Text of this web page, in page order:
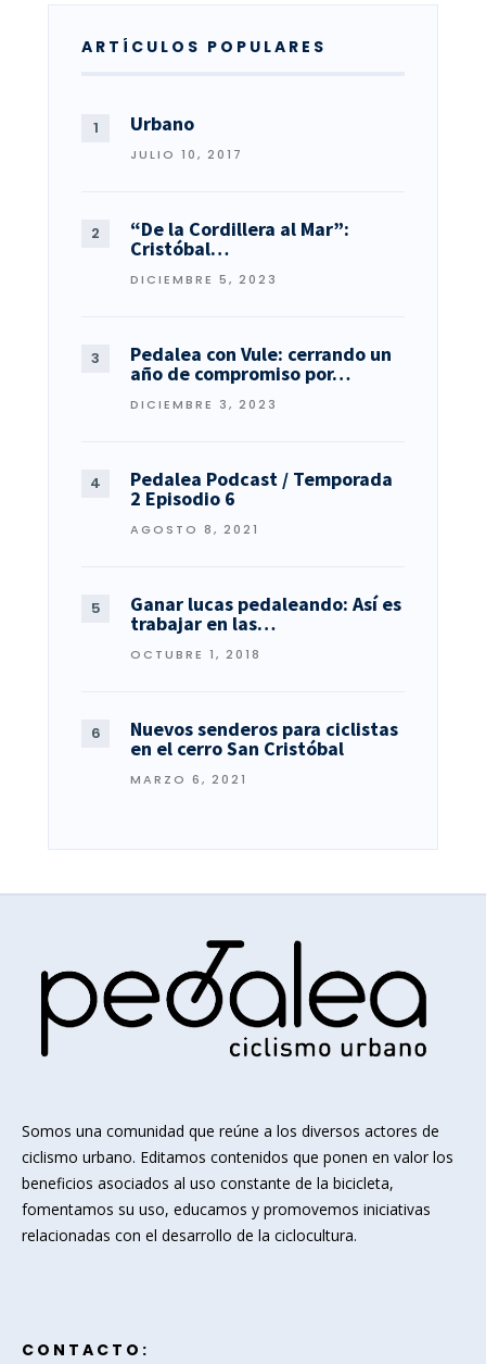
ARTÍCULOS POPULARES
Urbano
JULIO 10, 2017
“De la Cordillera al Mar”:
Cristóbal…
DICIEMBRE 5, 2023
Pedalea con Vule: cerrando un
año de compromiso por…
DICIEMBRE 3, 2023
Pedalea Podcast / Temporada
2 Episodio 6
AGOSTO 8, 2021
Ganar lucas pedaleando: Así es
trabajar en las…
OCTUBRE 1, 2018
Nuevos senderos para ciclistas
en el cerro San Cristóbal
MARZO 6, 2021
Somos una comunidad que reúne a los diversos actores de
ciclismo urbano. Editamos contenidos que ponen en valor los
beneficios asociados al uso constante de la bicicleta,
fomentamos su uso, educamos y promovemos iniciativas
relacionadas con el desarrollo de la ciclocultura.
CONTACTO: